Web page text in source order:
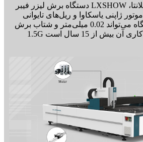
دستگاه برش لیزر فیبر LXSHOW مجهز به رک آلمانی آتلانتا،
موتور ژاپنی یاسکاوا و ریل‌های تایوانی Hiwin است. دقت
موقعیت‌یابی این دستگاه می‌تواند 0.02 میلی‌متر و شتاب برش